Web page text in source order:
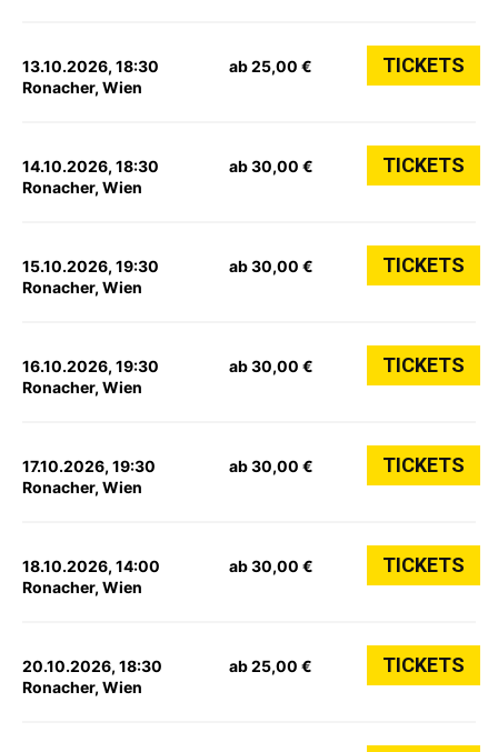
13.10.2026, 18:30
Ronacher, Wien
ab 25,00 € TICKETS
14.10.2026, 18:30
Ronacher, Wien
ab 30,00 € TICKETS
15.10.2026, 19:30
Ronacher, Wien
ab 30,00 € TICKETS
16.10.2026, 19:30
Ronacher, Wien
ab 30,00 € TICKETS
17.10.2026, 19:30
Ronacher, Wien
ab 30,00 € TICKETS
18.10.2026, 14:00
Ronacher, Wien
ab 30,00 € TICKETS
20.10.2026, 18:30
Ronacher, Wien
ab 25,00 € TICKETS